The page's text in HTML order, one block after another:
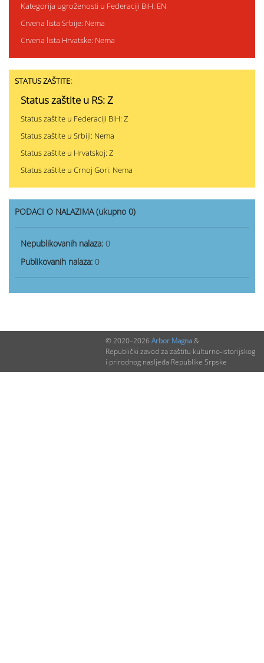
Kategorija ugroženosti u Federaciji BiH: EN
Crvena lista Srbije: Nema
Crvena lista Hrvatske: Nema
STATUS ZAŠTITE:
Status zaštite u RS: Z
Status zaštite u Federaciji BiH: Z
Status zaštite u Srbiji: Nema
Status zaštite u Hrvatskoj: Z
Status zaštite u Crnoj Gori: Nema
PODACI O NALAZIMA (ukupno 0)
Nepublikovanih nalaza: 0
Publikovanih nalaza: 0
© 2020–2026 Arbor Magna&
Republički zavod za zaštitu kulturno-istorijskog
i prirodnog nasljeđa Republike Srpske